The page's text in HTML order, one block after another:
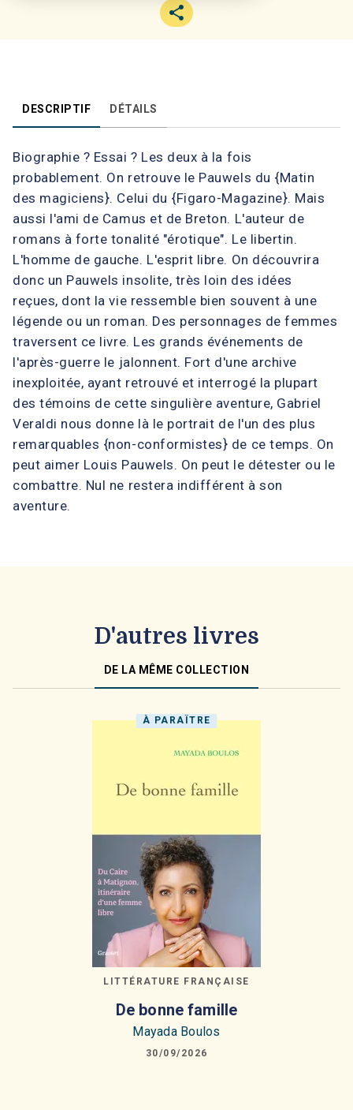
DESCRIPTIF DÉTAILS
Biographie ? Essai ? Les deux à la fois
probablement. On retrouve le Pauwels du {Matin
des magiciens}. Celui du {Figaro-Magazine}. Mais
aussi l'ami de Camus et de Breton. L'auteur de
romans à forte tonalité "érotique". Le libertin.
L'homme de gauche. L'esprit libre. On découvrira
donc un Pauwels insolite, très loin des idées
reçues, dont la vie ressemble bien souvent à une
légende ou un roman. Des personnages de femmes
traversent ce livre. Les grands événements de
l'après-guerre le jalonnent. Fort d'une archive
inexploitée, ayant retrouvé et interrogé la plupart
des témoins de cette singulière aventure, Gabriel
Veraldi nous donne là le portrait de l'un des plus
remarquables {non-conformistes} de ce temps. On
peut aimer Louis Pauwels. On peut le détester ou le
combattre. Nul ne restera indifférent à son
aventure.
D'autres livres
DE LA MÊME COLLECTION
À PARAÎTRE
LITTÉRATURE FRANÇAISE
De bonne famille
Mayada Boulos
30/09/2026